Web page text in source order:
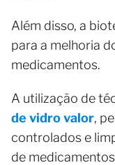
Além disso, a
para a melhoria
medicamentos.
A utilização de
de vidro valor,
controlados e
de